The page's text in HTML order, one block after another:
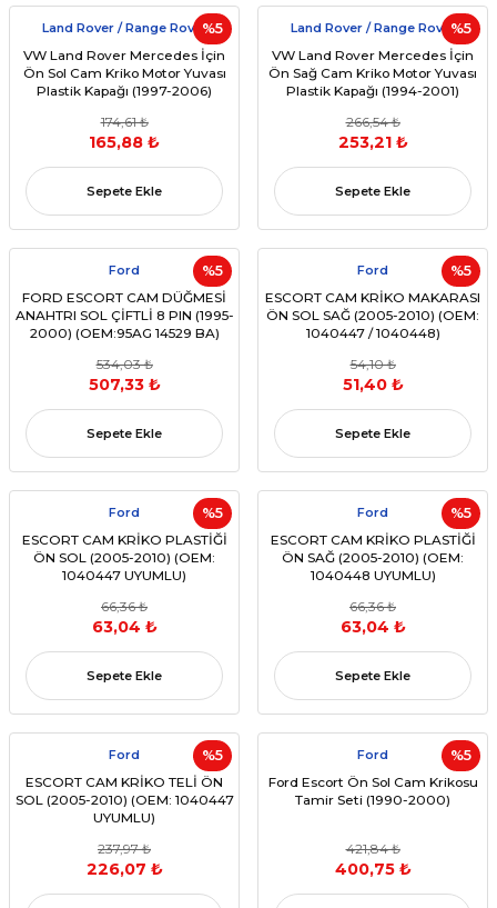
%5
Land Rover / Range Rover
VW Land Rover Mercedes İçin
Ön Sol Cam Kriko Motor Yuvası
Plastik Kapağı (1997-2006)
174,61 ₺
165,88 ₺
Sepete Ekle
%5
Land Rover / Range Rover
VW Land Rover Mercedes İçin
Ön Sağ Cam Kriko Motor Yuvası
Plastik Kapağı (1994-2001)
266,54 ₺
253,21 ₺
Sepete Ekle
%5
Ford
FORD ESCORT CAM DÜĞMESİ
ANAHTRI SOL ÇİFTLİ 8 PIN (1995-
2000) (OEM:95AG 14529 BA)
534,03 ₺
507,33 ₺
Sepete Ekle
%5
Ford
ESCORT CAM KRİKO MAKARASI
ÖN SOL SAĞ (2005-2010) (OEM:
1040447 / 1040448)
54,10 ₺
51,40 ₺
Sepete Ekle
%5
Ford
ESCORT CAM KRİKO PLASTİĞİ
ÖN SOL (2005-2010) (OEM:
1040447 UYUMLU)
66,36 ₺
63,04 ₺
Sepete Ekle
%5
Ford
ESCORT CAM KRİKO PLASTİĞİ
ÖN SAĞ (2005-2010) (OEM:
1040448 UYUMLU)
66,36 ₺
63,04 ₺
Sepete Ekle
%5
Ford
ESCORT CAM KRİKO TELİ ÖN
SOL (2005-2010) (OEM: 1040447
UYUMLU)
237,97 ₺
226,07 ₺
%5
Ford
Ford Escort Ön Sol Cam Krikosu
Tamir Seti (1990-2000)
421,84 ₺
400,75 ₺